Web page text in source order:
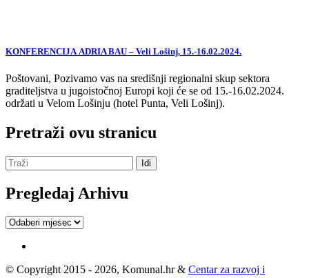
KONFERENCIJA ADRIA BAU – Veli Lošinj, 15.-16.02.2024.
Poštovani, Pozivamo vas na središnji regionalni skup sektora
graditeljstva u jugoistočnoj Europi koji će se od 15.-16.02.2024.
održati u Velom Lošinju (hotel Punta, Veli Lošinj).
Pretraži ovu stranicu
Pregledaj Arhivu
Pregledaj
© Copyright 2015 - 2026, Komunal.hr & Centar za razvoj i